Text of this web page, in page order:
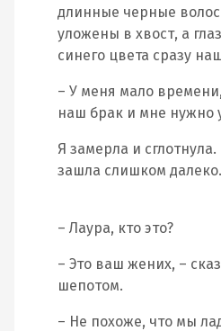
длинные черные
уложены в хвост, а
синего цвета сразу
– У меня мало
наш брак и мне нужно
Я замерла и
зашла слишком далеко.
– Лаура, кто это?
– Это ваш жених, –
шепотом.
– Не похоже, что мы